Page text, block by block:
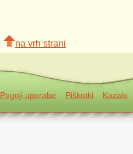
na vrh strani
Pogoji uporabe Piškotki Kazalo